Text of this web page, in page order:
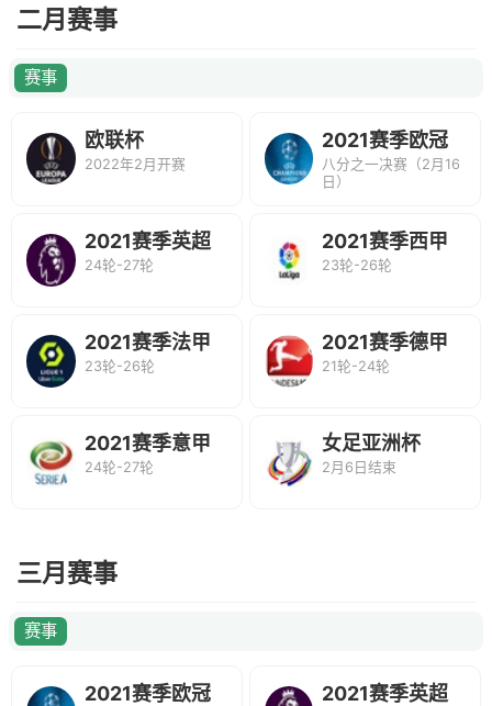
二月赛事
赛事
欧联杯
2022年2月开赛
2021赛季欧冠
联赛
八分之一决赛（2月16
日）
2021赛季英超
联赛
24轮-27轮
2021赛季西甲
联赛
23轮-26轮
2021赛季法甲
联赛
23轮-26轮
2021赛季德甲
联赛
21轮-24轮
2021赛季意甲
联赛
24轮-27轮
女足亚洲杯
2月6日结束
三月赛事
赛事
2021赛季欧冠
2021赛季英超